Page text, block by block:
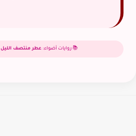
📚 روايات أضواء:عطر منتصف الليل